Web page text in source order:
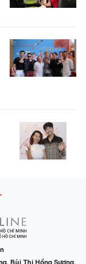
, Bùi Thị Hồng Sương,